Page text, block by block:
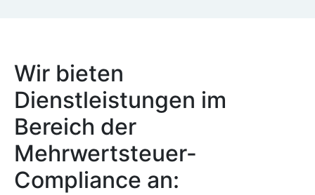
Wir bieten
Dienstleistungen im
Bereich der
Mehrwertsteuer-
Compliance an: